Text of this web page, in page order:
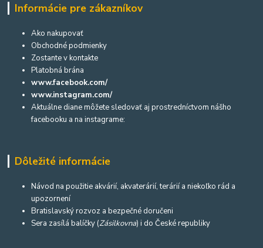
Informácie pre zákazníkov
Ako nakupovať
Obchodné podmienky
Zostante v kontakte
Platobná brána
www.facebook.com/
www.instagram.com/
Aktuálne diane môžete sledovať aj prostredníctvom nášho
facebooku a na instagrame:
Dôležité informácie
Návod na použitie akvárií, akvaterárií, terárií a niekoľko rád a
upozornení
Bratislavský rozvoz a bezpečné doručeni
Sera zasílá balíčky (Zásilkovna) i do České republiky